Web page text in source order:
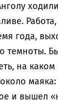
года,
темноты.
на
и вышел